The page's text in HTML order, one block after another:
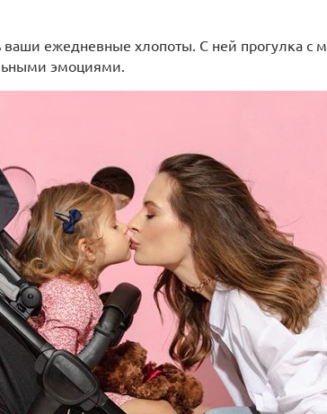
ваши ежедневные хлопоты. С ней прогулка
эмоциями.